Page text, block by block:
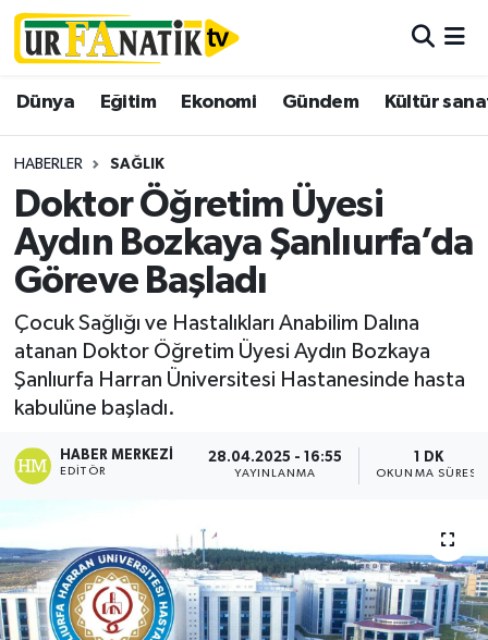
Dünya Eğitim Ekonomi Gündem Kültür
HABERLER SAĞLIK
Doktor Öğretim Üyesi
Aydın Bozkaya Şanlıurfa’da
Göreve Başladı
Çocuk Sağlığı ve Hastalıkları Anabilim Dalına
atanan Doktor Öğretim Üyesi Aydın Bozkaya
Şanlıurfa Harran Üniversitesi Hastanesinde hasta
kabulüne başladı.
HABER MERKEZI
EDITÖR
28.04.2025 - 16:55
YAYINLANMA
1 DK
OKUNMA SÜRESI
Trafik Durumu
Süper Lig Puan Durumu ve Fikstür
Tüm Manşetler
Son Dakika Haberleri
Haber Arşivi